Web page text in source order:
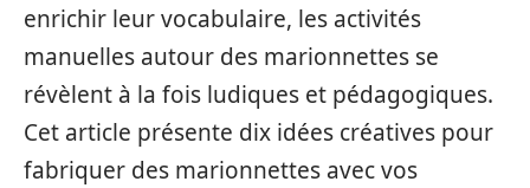
enrichir leur vocabulaire, les activités
manuelles autour des marionnettes se
révèlent à la fois ludiques et pédagogiques.
Cet article présente dix idées créatives pour
fabriquer des marionnettes avec vos